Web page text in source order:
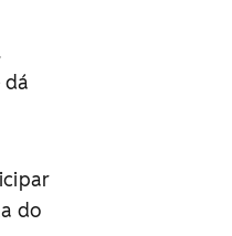
dá
do